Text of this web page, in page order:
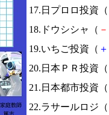
17.日プロロ投資（
18.ドウシシャ（ －
19.いちご投資（ ＋
20.日本ＰＲ投資（
21.日本都市投資（
22.ラサールロジ（